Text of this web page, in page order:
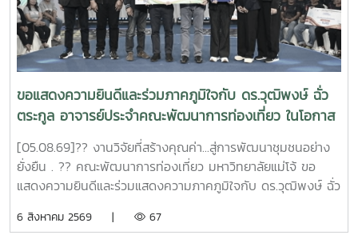
ไป#MJU#TDS#TDSMJU#TD#TourismDevelopment#มหาวิทย
แม่โจ้#คณะพัฒนาการท่องเที่ยว#ท่องเที่ยวแม่โจ้
ขอแสดงความยินดีและร่วมภาคภูมิใจกับ ดร.วุฒิพงษ์ ฉั่ว
ตระกูล อาจารย์ประจำคณะพัฒนาการท่องเที่ยว ในโอกาส
ที่ผลงานวิจัยได้รับ 4 รางวัล จากเวทีระดับประเทศ
APPTech Expo 2026 : พลังเทคโนโลยีที่เหมาะสม .
[05.08.69]?? งานวิจัยที่สร้างคุณค่า...สู่การพัฒนาชุมชนอย่าง
ยั่งยืน . ?? คณะพัฒนาการท่องเที่ยว มหาวิทยาลัยแม่โจ้ ขอ
แสดงความยินดีและร่วมแสดงความภาคภูมิใจกับ ดร.วุฒิพงษ์ ฉั่ว
งานวิจัยได้รับ 4 รางวัล จากเวที APPTech Expo 2026
6 สิงหาคม 2569 | 67